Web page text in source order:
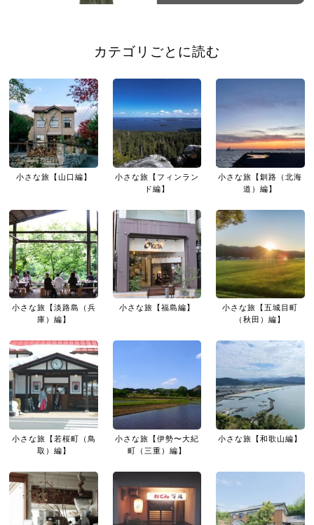
カテゴリごとに読む
小さな旅【山口編】
小さな旅【フィンラン
ド編】
小さな旅【釧路（北海
道）編】
小さな旅【淡路島（兵
庫）編】
小さな旅【福島編】
小さな旅【五城目町
（秋田）編】
小さな旅【若桜町（鳥
取）編】
小さな旅【伊勢〜大紀
町（三重）編】
小さな旅【和歌山編】